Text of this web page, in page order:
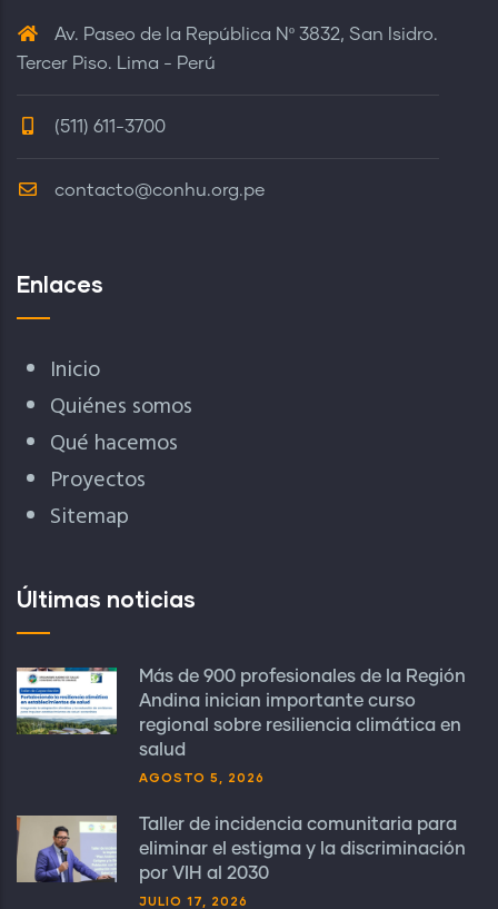
Av. Paseo de la República Nº 3832, San Isidro.
Tercer Piso. Lima - Perú
(511) 611-3700
contacto@conhu.org.pe
Enlaces
Inicio
Quiénes somos
Qué hacemos
Proyectos
Sitemap
Últimas noticias
Más de 900 profesionales de la Región
Andina inician importante curso
regional sobre resiliencia climática en
salud
AGOSTO 5, 2026
Taller de incidencia comunitaria para
eliminar el estigma y la discriminación
por VIH al 2030
JULIO 17, 2026